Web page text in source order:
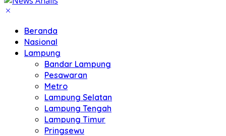
Beranda
Nasional
Lampung
Bandar Lampung
Pesawaran
Metro
Lampung Selatan
Lampung Tengah
Lampung Timur
Pringsewu